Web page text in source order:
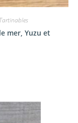
mer, Yuzu et